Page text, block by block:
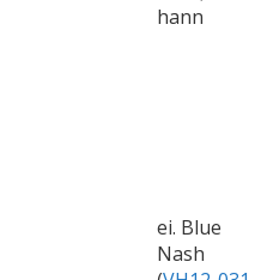
hann
ei. Blue
Nash